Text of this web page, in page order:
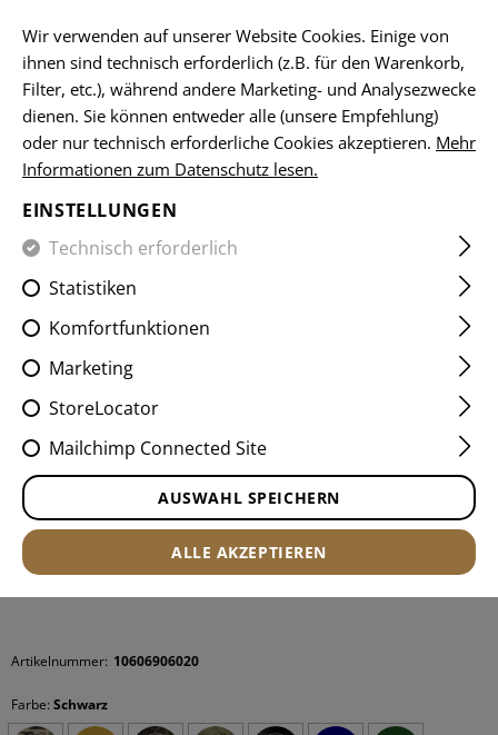
HOME SALE OPERATOR COMBAT SHIRT
OPERATOR COMBAT SHIRT
Artikelnummer: 10606906020
Farbe: Schwarz
Wir verwenden auf unserer Website Cookies. Einige von
ihnen sind technisch erforderlich (z.B. für den Warenkorb,
Filter, etc.), während andere Marketing- und Analysezwecke
dienen. Sie können entweder alle (unsere Empfehlung)
oder nur technisch erforderliche Cookies akzeptieren. Mehr
Informationen zum Datenschutz lesen.
EINSTELLUNGEN
Technisch erforderlich
Statistiken
Komfortfunktionen
Marketing
StoreLocator
Mailchimp Connected Site
AUSWAHL SPEICHERN
ALLE AKZEPTIEREN